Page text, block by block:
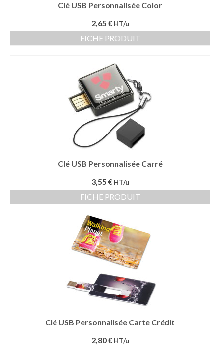
Mug isotherme
Textile
Polo Publicitaire
Sweat-shirt
Tee-shirt publicitaire
Vêtement Haute Visibilité
Clé USB Personnalisée Color
2,65 € HT/u
FICHE PRODUIT
Clé USB Personnalisée Carré
3,55 € HT/u
FICHE PRODUIT
Clé USB Personnalisée Carte Crédit
2,80 € HT/u